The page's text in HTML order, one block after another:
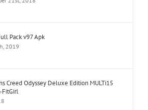
Pack v97 Apk
2019
Creed Odyssey Deluxe Edition MULTi15
FitGirl